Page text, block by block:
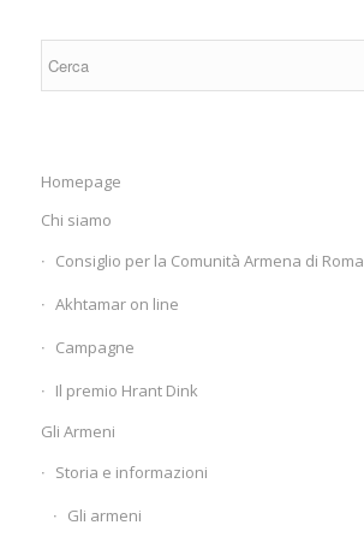
Homepage
Chi siamo
Consiglio per la Comunità Armena di Roma
Akhtamar on line
Campagne
Il premio Hrant Dink
Gli Armeni
Storia e informazioni
Gli armeni